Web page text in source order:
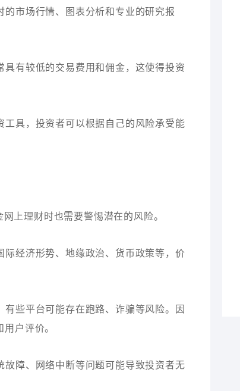
市场行情、图表分析和专业的研究报
有较低的交易费用和佣金，这使得投资
具，投资者可以根据自己的风险承受能
上理财时也需要警惕潜在的风险。
经济形势、地缘政治、货币政策等，价
些平台可能存在跑路、诈骗等风险。因
户评价。
障、网络中断等问题可能导致投资者无